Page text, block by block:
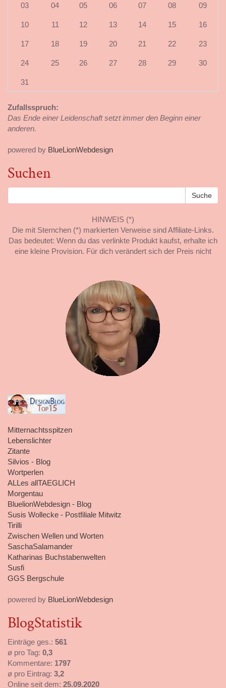
03 04 05 06 07 08 09
10 11 12 13 14 15 16
17 18 19 20 21 22 23
24 25 26 27 28 29 30
31
Zufallsspruch:
Das Ende einer Leidenschaft setzt immer den Beginn einer
anderen.
powered by BlueLionWebdesign
Suchen
HINWEIS (*)
Die mit Sternchen (*) markierten Verweise sind Affiliate-Links.
Das bedeutet: Wenn du das verlinkte Produkt kaufst, erhalte ich
eine kleine Provision. Für dich verändert sich der Preis nicht
Mitternachtsspitzen
Lebenslichter
Zitante
Silvios - Blog
Wortperlen
ALLes allTAEGLICH
Morgentau
BluelionWebdesign - Blog
Susis Wollecke - Postfiliale Mitwitz
Tirilli
Zwischen Wellen und Worten
SaschaSalamander
Katharinas Buchstabenwelten
Susfi
GGS Bergschule
powered by BlueLionWebdesign
BlogStatistik
Einträge ges.: 561
ø pro Tag: 0,3
Kommentare: 1797
ø pro Eintrag: 3,2
Online seit dem: 25.09.2020